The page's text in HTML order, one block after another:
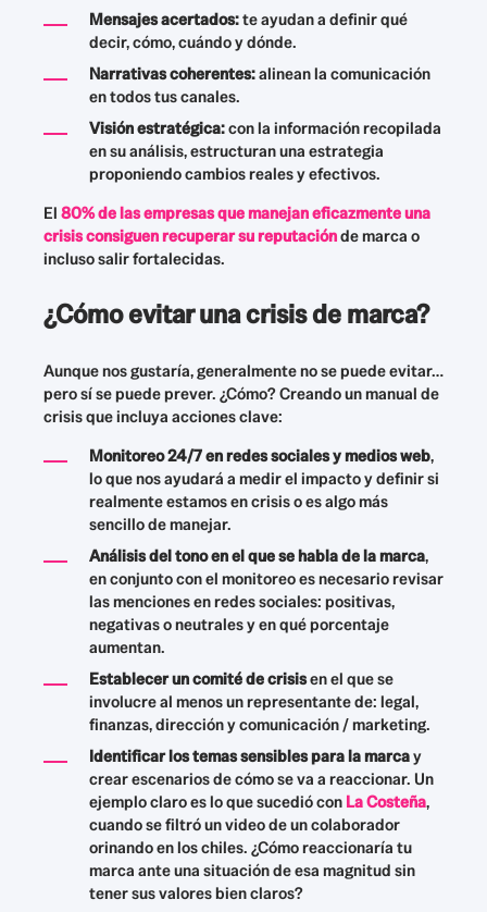
Mensajes acertados:te ayudan a definir qué
decir, cómo, cuándo y dónde.
Narrativas coherentes:alinean la comunicación
en todos tus canales.
Visión estratégica:con la información recopilada
en su análisis, estructuran una estrategia
proponiendo cambios reales y efectivos.
El 80% de las empresas que manejan eficazmente una
crisis consiguen recuperar su reputaciónde marca o
incluso salir fortalecidas.
¿Cómo evitar una crisis de marca?
Aunque nos gustaría, generalmente no se puede evitar…
pero sí se puede prever. ¿Cómo? Creando un manual de
crisis que incluya acciones clave:
Monitoreo 24/7 en redes sociales y medios web,
lo que nos ayudará a medir el impacto y definir si
realmente estamos en crisis o es algo más
sencillo de manejar.
Análisis del tono en el que se habla de la marca,
en conjunto con el monitoreo es necesario revisar
las menciones en redes sociales: positivas,
negativas o neutrales y en qué porcentaje
aumentan.
Establecer un comité de crisisen el que se
involucre al menos un representante de: legal,
finanzas, dirección y comunicación / marketing.
Identificar los temas sensibles para la marcay
crear escenarios de cómo se va a reaccionar. Un
ejemplo claro es lo que sucedió con La Costeña,
cuando se filtró un video de un colaborador
orinando en los chiles. ¿Cómo reaccionaría tu
marca ante una situación de esa magnitud sin
tener sus valores bien claros?